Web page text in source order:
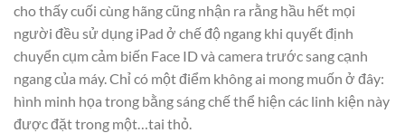
cho thấy cuối cùng hãng cũng nhận ra rằng hầu hết mọi
người đều sử dụng iPad ở chế độ ngang khi quyết định
chuyển cụm cảm biến Face ID và camera trước sang cạnh
ngang của máy. Chỉ có một điểm không ai mong muốn ở đây:
hình minh họa trong bằng sáng chế thể hiện các linh kiện này
được đặt trong một…tai thỏ.